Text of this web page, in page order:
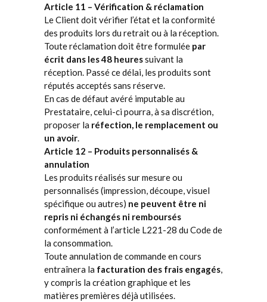
Article 11 – Vérification & réclamation
Le Client doit vérifier l’état et la conformité
des produits lors du retrait ou à la réception.
Toute réclamation doit être formulée par
écrit dans les 48 heuressuivant la
réception. Passé ce délai, les produits sont
réputés acceptés sans réserve.
En cas de défaut avéré imputable au
Prestataire, celui-ci pourra, à sa discrétion,
proposer la réfection, le remplacement ou
un avoir.
Article 12 – Produits personnalisés &
annulation
Les produits réalisés sur mesure ou
personnalisés (impression, découpe, visuel
spécifique ou autres) ne peuvent être ni
repris ni échangés ni remboursés
conformément à l’article L221-28 du Code de
la consommation.
Toute annulation de commande en cours
entraînera la facturation des frais engagés,
y compris la création graphique et les
matières premières déjà utilisées.